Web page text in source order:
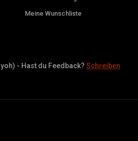
Meine Wunschliste
- Hast du Feedback?Schreiben